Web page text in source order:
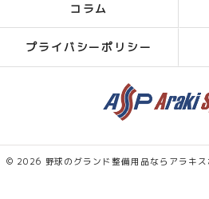
コラム
プライバシーポリシー
© 2026 野球のグランド整備用品ならアラキス